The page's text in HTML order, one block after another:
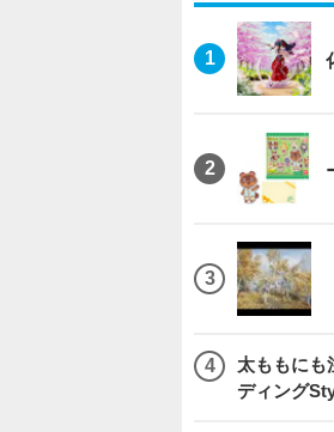
太ももにも
ディング